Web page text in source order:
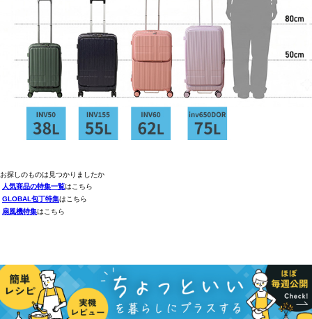
お探しのものは見つかりましたか
人気商品の特集一覧はこちら
GLOBAL包丁特集はこちら
扇風機特集はこちら